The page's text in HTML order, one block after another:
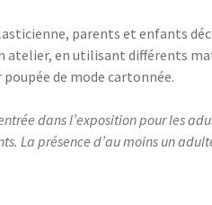
parents et enfants
atelier, en utilisant différents
de mode cartonnée.
dans l’exposition pour les
La présence d’au moins un